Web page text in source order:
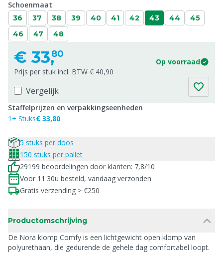
Schoenmaat
36 37 38 39 40 41 42 43 44
45
46
47 48
€ 33,80
Op voorraad
Prijs per stuk incl. BTW € 40,90
Vergelijk
Staffelprijzen en verpakkingseenheden
1+ Stuks€ 33,80
5 stuks per doos
150 stuks per pallet
29199 beoordelingen door klanten: 7,8/10
Voor 11:30u besteld, vandaag verzonden
Gratis verzending > €250
Productomschrijving
De Nora klomp Comfy is een lichtgewicht open klomp van
polyurethaan, die gedurende de gehele dag comfortabel loopt.